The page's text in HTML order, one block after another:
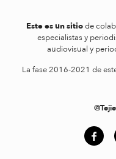
Este es un sitiode
especialistas y
audiovisual y
La fase 2016-2021 de